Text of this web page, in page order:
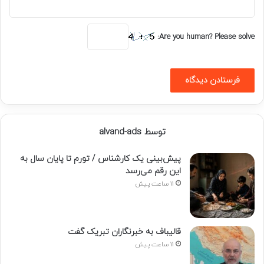
Are you human? Please solve:
توسط alvand-ads
پیش‌بینی یک کارشناس / تورم تا پایان سال به
این رقم می‌رسد
11 ساعت پیش
قالیباف به خبرنگاران تبریک گفت
11 ساعت پیش